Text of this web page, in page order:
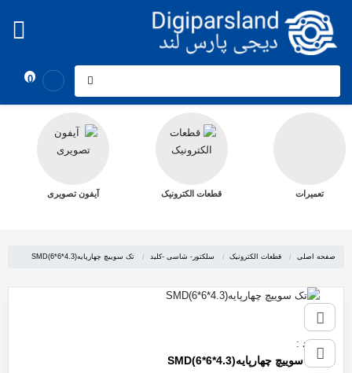
0
تعمیرات قطعات الکترونیک آیفون تصویری
صفحه اصلی قطعات الکترونیک سلکتور- شاسی -کلید تک سوییچ چهارپایه(4.3*6*6)SMD
برند :
تک سوییچ چهارپایه(4.3*6*6)SMD